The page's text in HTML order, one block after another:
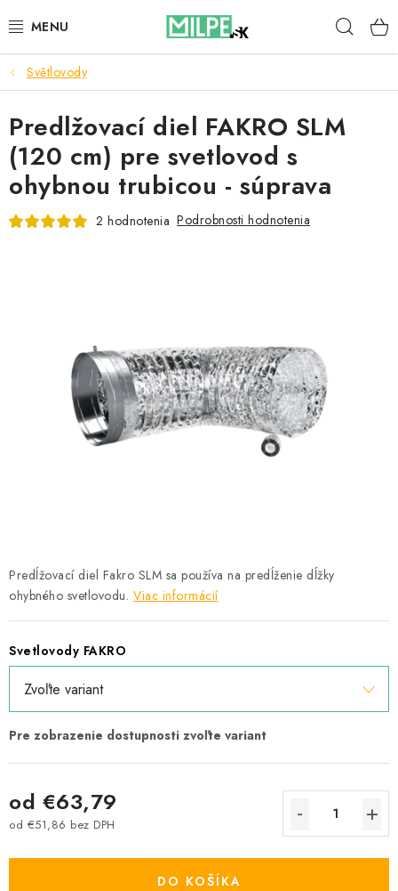
na
STREŠNÉ OKNÁ
PODKROVNÉ SCHODY
DOM A ZÁHRADA
STAVBA
Reklamace a vrácení zboží
Zásady používania súborov cookie
Podmínky ochrany osobních údajů
Obchodní podmínky
Mapa webu Milpe.sk
Světlovody
Predĺžovací diel Fakro SLM sa používa na predĺženie dĺžky
ohybného svetlovodu. Viac informácií
Svetlovody FAKRO
od €63,79
od €51,86 bez DPH
DO KOŠÍKA
Predlžovací diel FAKRO SLM
(120 cm) pre svetlovod s
ohybnou trubicou - súprava
2 hodnotenia Podrobnosti hodnotenia